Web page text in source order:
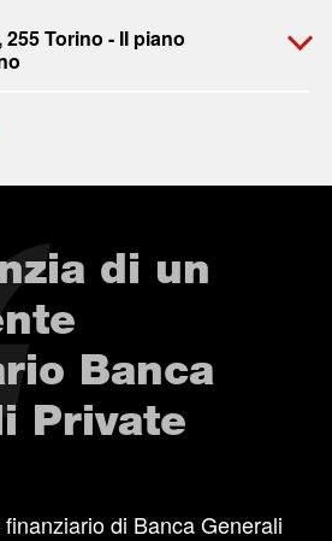
255 Torino - II piano
di un
Banca
Private
di Banca Generali